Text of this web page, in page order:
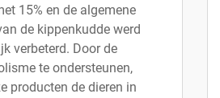
15% en de algemene
de kippenkudde werd
verbeterd. Door de
te ondersteunen,
producten de dieren in